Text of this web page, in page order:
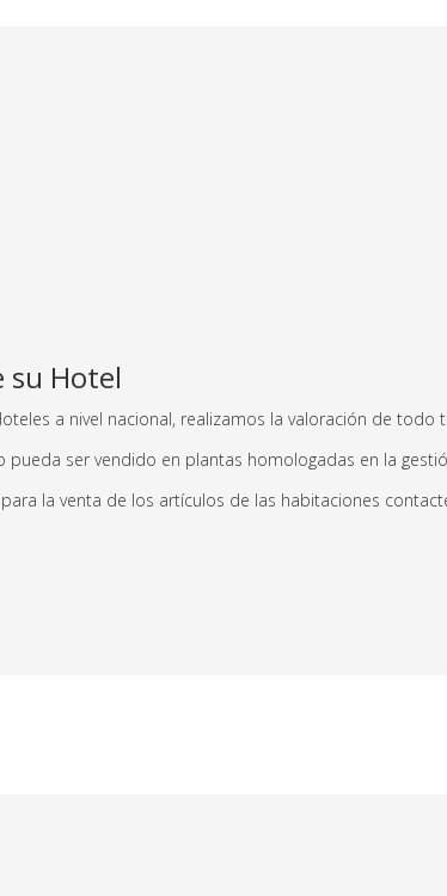
su Hotel
a nivel nacional, realizamos la valoración de
ser vendido en plantas homologadas en la
la venta de los artículos de las habitaciones